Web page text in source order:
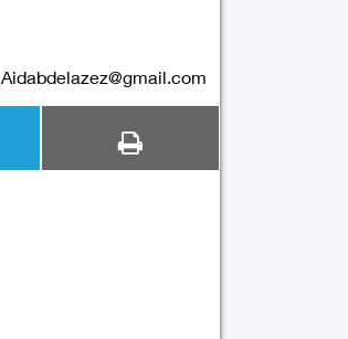
Aidabdelazez@gmail.com